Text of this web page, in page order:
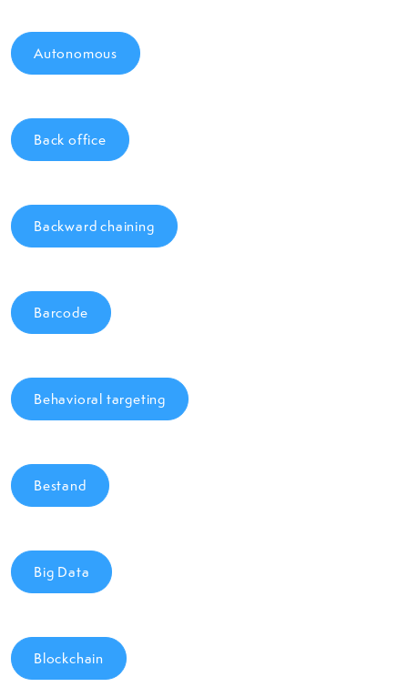
Autonomous
Back office
Backward chaining
Barcode
Behavioral targeting
Bestand
Big Data
Blockchain